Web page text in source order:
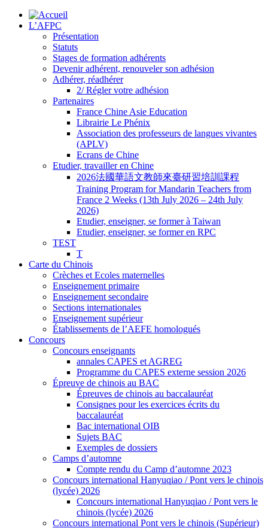
L’AFPC
Présentation
Statuts
Stages de formation adhérents
Devenir adhérent, renouveler son adhésion
Adhérer, réadhérer
2/ Régler votre adhésion
Partenaires
France Chine Asie Education
Librairie Le Phénix
Association des professeurs de langues vivantes
(APLV)
Ecrans de Chine
Etudier, travailler en Chine
2026法國華語文教師來臺研習培訓課程
Training Program for Mandarin Teachers from
France 2 Weeks (13th July 2026 – 24th July
2026)
Etudier, enseigner, se former à Taiwan
Etudier, enseigner, se former en RPC
TEST
T
Carte du Chinois
Crèches et Ecoles maternelles
Enseignement primaire
Enseignement secondaire
Sections internationales
Enseignement supérieur
Établissements de l’AEFE homologués
Concours
Concours enseignants
annales CAPES et AGREG
Programme du CAPES externe session 2026
Épreuve de chinois au BAC
Épreuves de chinois au baccalauréat
Consignes pour les exercices écrits du
baccalauréat
Bac international OIB
Sujets BAC
Exemples de dossiers
Camps d’automne
Compte rendu du Camp d’automne 2023
Concours international Hanyuqiao / Pont vers le chinois
(lycée) 2026
Concours international Hanyuqiao / Pont vers le
chinois (lycée) 2026
Concours international Pont vers le chinois (Supérieur)